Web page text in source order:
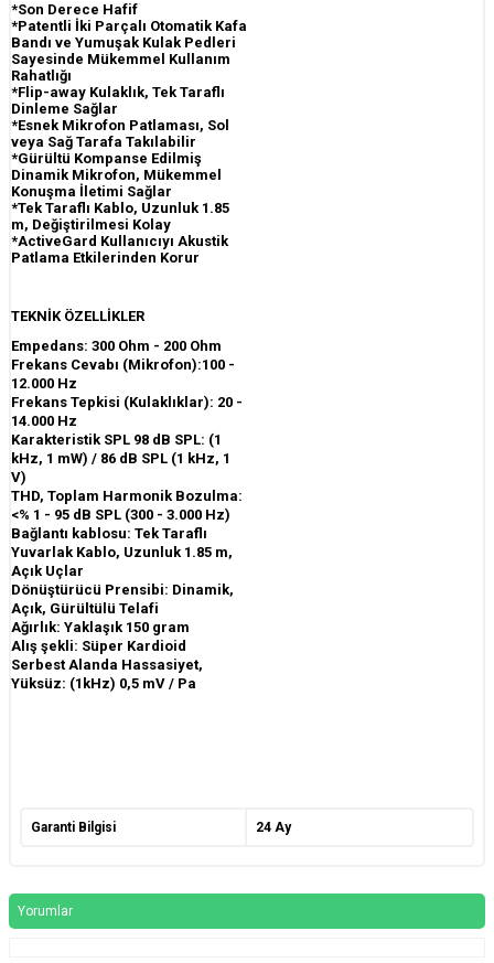
*Son Derece Hafif
*Patentli İki Parçalı Otomatik Kafa
Bandı ve Yumuşak Kulak Pedleri
Sayesinde Mükemmel Kullanım
Rahatlığı
*Flip-away Kulaklık, Tek Taraflı
Dinleme Sağlar
*Esnek Mikrofon Patlaması, Sol
veya Sağ Tarafa Takılabilir
*Gürültü Kompanse Edilmiş
Dinamik Mikrofon, Mükemmel
Konuşma İletimi Sağlar
*Tek Taraflı Kablo, Uzunluk 1.85
m, Değiştirilmesi Kolay
*ActiveGard Kullanıcıyı Akustik
Patlama Etkilerinden Korur
TEKNİK ÖZELLİKLER
Empedans: 300 Ohm - 200 Ohm
Frekans Cevabı (Mikrofon):100 -
12.000 Hz
Frekans Tepkisi (Kulaklıklar): 20 -
14.000 Hz
Karakteristik SPL 98 dB SPL: (1
kHz, 1 mW) / 86 dB SPL (1 kHz, 1
V)
THD, Toplam Harmonik Bozulma:
<% 1 - 95 dB SPL (300 - 3.000 Hz)
Bağlantı kablosu: Tek Taraflı
Yuvarlak Kablo, Uzunluk 1.85 m,
Açık Uçlar
Dönüştürücü Prensibi: Dinamik,
Açık, Gürültülü Telafi
Ağırlık: Yaklaşık 150 gram
Alış şekli: Süper Kardioid
Serbest Alanda Hassasiyet,
Yüksüz: (1kHz) 0,5 mV / Pa
Garanti Bilgisi 24 Ay
Yorumlar